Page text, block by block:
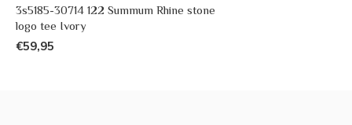
3s5185-30714 122 Summum Rhine stone
logo tee Ivory
€59,95